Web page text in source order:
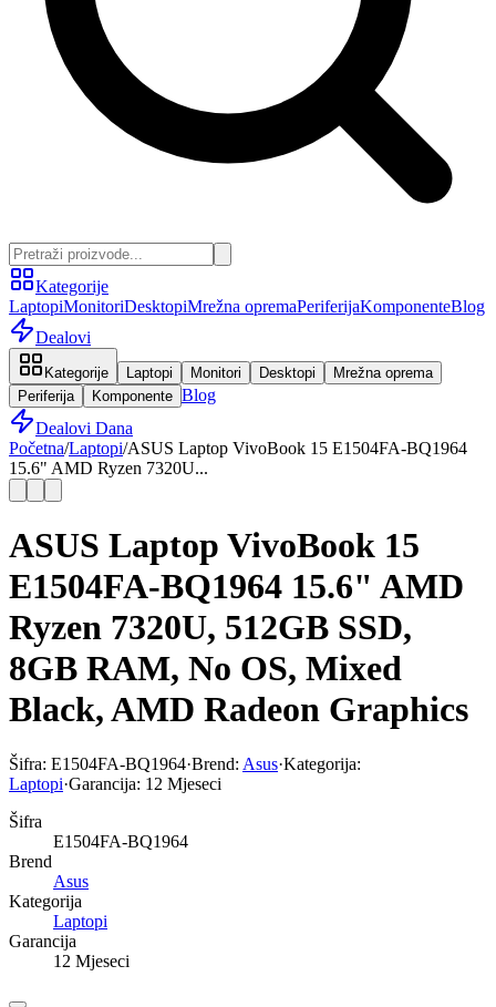
Kategorije
LaptopiMonitoriDesktopiMrežna opremaPeriferijaKomponenteBlog
Dealovi
Kategorije Laptopi Monitori Desktopi
Mrežna oprema
Periferija
Komponente Blog
Dealovi Dana
Početna/Laptopi/ASUS Laptop VivoBook 15 E1504FA-BQ1964
15.6" AMD Ryzen 7320U...
ASUS Laptop VivoBook 15
E1504FA-BQ1964 15.6" AMD
Ryzen 7320U, 512GB SSD,
8GB RAM, No OS, Mixed
Black, AMD Radeon Graphics
Šifra: E1504FA-BQ1964·Brend: Asus·Kategorija:
Laptopi·Garancija: 12 Mjeseci
Šifra
E1504FA-BQ1964
Brend
Asus
Kategorija
Laptopi
Garancija
12 Mjeseci